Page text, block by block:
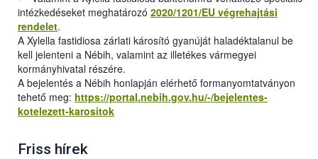
intézkedéseket meghatározó 2020/1201/EU végrehajtási
rendelet.
A Xylella fastidiosa zárlati károsító gyanúját haladéktalanul be
kell jelenteni a Nébih, valamint az illetékes vármegyei
kormányhivatal részére.
A bejelentés a Nébih honlapján elérhető formanyomtatványon
tehető meg: https://portal.nebih.gov.hu/-/bejelentes-
kotelezett-karositok
Friss hírek